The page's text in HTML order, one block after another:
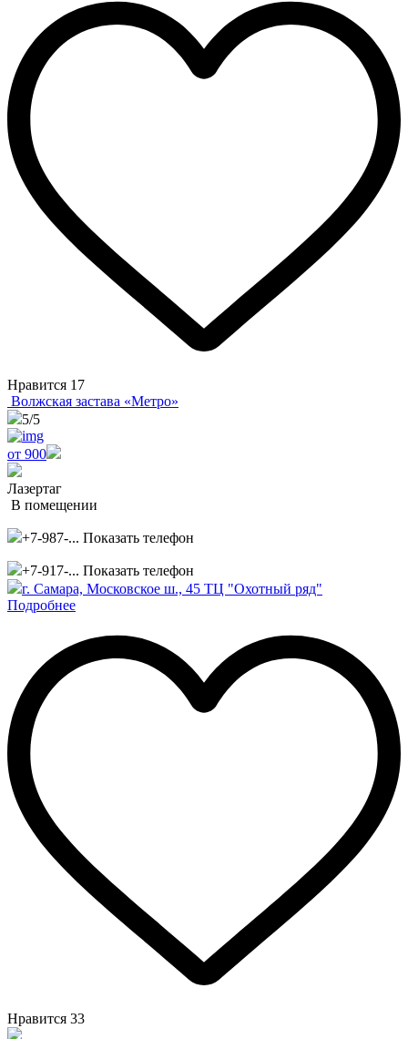
Нравится 17
Волжская застава «Метро»
5/5
от 900
Лазертаг
В помещении
+7-987-... Показать телефон
+7-917-... Показать телефон
г. Самара, Московское ш., 45 ТЦ "Охотный ряд"
Подробнее
Нравится 33